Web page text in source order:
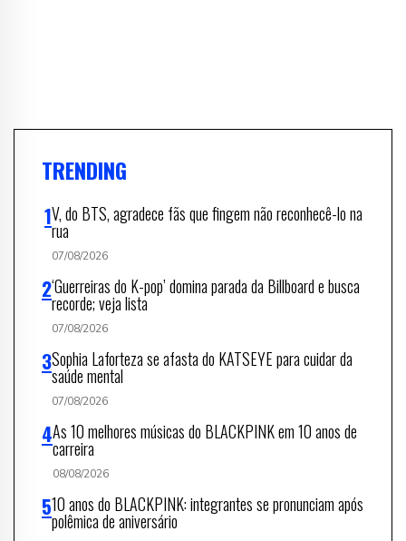
TRENDING
V, do BTS, agradece fãs que fingem não reconhecê-lo na
rua
07/08/2026
‘Guerreiras do K-pop’ domina parada da Billboard e busca
recorde; veja lista
07/08/2026
Sophia Laforteza se afasta do KATSEYE para cuidar da
saúde mental
07/08/2026
As 10 melhores músicas do BLACKPINK em 10 anos de
carreira
08/08/2026
10 anos do BLACKPINK: integrantes se pronunciam após
polêmica de aniversário